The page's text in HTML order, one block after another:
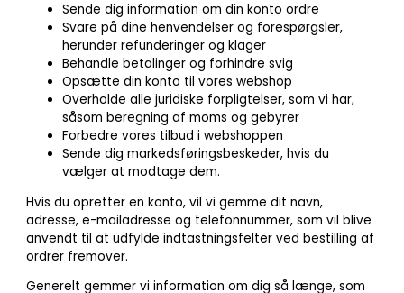
Sende dig information om din konto ordre
Svare på dine henvendelser og forespørgsler,
herunder refunderinger og klager
Behandle betalinger og forhindre svig
Opsætte din konto til vores webshop
Overholde alle juridiske forpligtelser, som vi har,
såsom beregning af moms og gebyrer
Forbedre vores tilbud i webshoppen
Sende dig markedsføringsbeskeder, hvis du
vælger at modtage dem.
Hvis du opretter en konto, vil vi gemme dit navn,
adresse, e-mailadresse og telefonnummer, som vil blive
anvendt til at udfylde indtastningsfelter ved bestilling af
ordrer fremover.
Generelt gemmer vi information om dig så længe, som